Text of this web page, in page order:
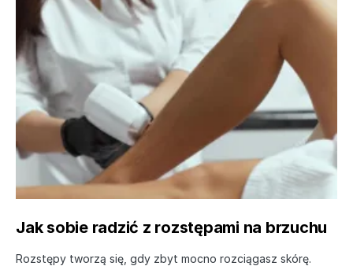
Jak sobie radzić z rozstępami na brzuchu
Rozstępy tworzą się, gdy zbyt mocno rozciągasz skórę.